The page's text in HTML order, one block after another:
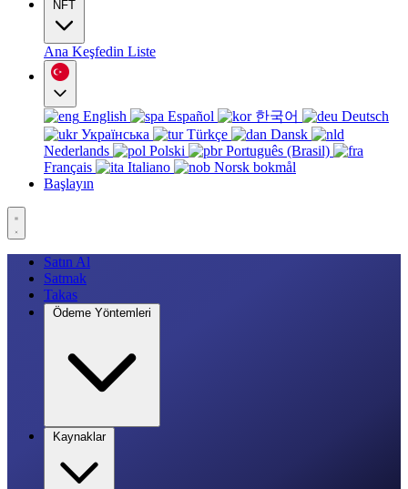
NFT
Ana Keşfedin Liste
English Español 한국어
Deutsch
Українська
Türkçe
Dansk
Nederlands
Polski
Português (Brasil)
Français
Italiano
Norsk bokmål
Başlayın
Satın Al
Satmak
Takas
Ödeme Yöntemleri
Kaynaklar